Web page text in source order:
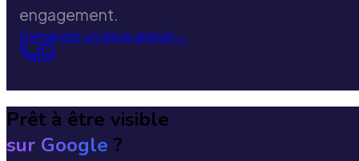
engagement.
Demander un devis gratuit→
Prêt à être visible
sur Google ?